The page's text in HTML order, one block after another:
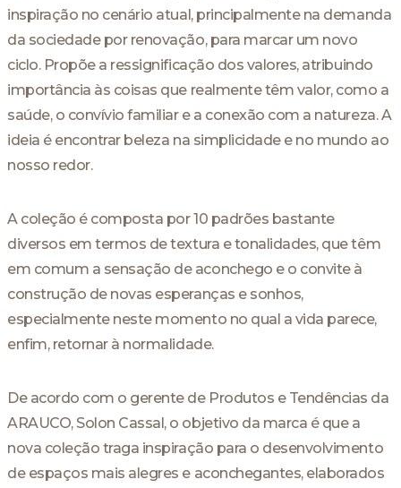
inspiração no cenário atual, principalmente na demanda
da sociedade por renovação, para marcar um novo
ciclo. Propõe a ressignificação dos valores, atribuindo
importância às coisas que realmente têm valor, como a
saúde, o convívio familiar e a conexão com a natureza. A
ideia é encontrar beleza na simplicidade e no mundo ao
nosso redor.
A coleção é composta por 10 padrões bastante
diversos em termos de textura e tonalidades, que têm
em comum a sensação de aconchego e o convite à
construção de novas esperanças e sonhos,
especialmente neste momento no qual a vida parece,
enfim, retornar à normalidade.
De acordo com o gerente de Produtos e Tendências da
ARAUCO, Solon Cassal, o objetivo da marca é que a
nova coleção traga inspiração para o desenvolvimento
de espaços mais alegres e aconchegantes, elaborados